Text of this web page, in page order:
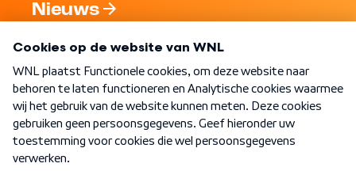
Nieuws
Nieuwsbrief
Word Lid